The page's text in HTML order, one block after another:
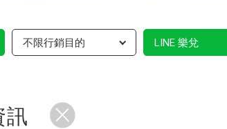
不限行銷目的 LINE 樂兌
訊